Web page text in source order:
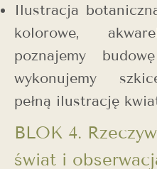
Ilustracja
kolorowe,
poznajemy
wykonujemy
pełną ilustrację
​BLOK 4.
świat i